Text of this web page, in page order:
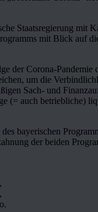
Staatsregierung mit
mit Blick auf
der Corona-Pandemie
um die
Sach- und
(= auch betriebliche)
bayerischen
der beiden